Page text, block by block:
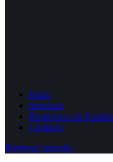
Inicio
Servicios
Residencia en España
Contacto
Reservar consulta